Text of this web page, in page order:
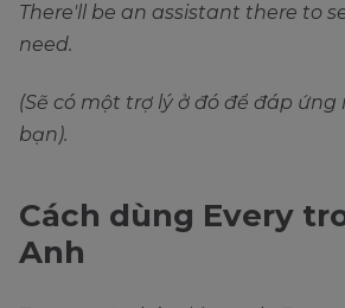
There'll be an assistant there to
need.
(Sẽ có một trợ lý ở đó để đáp
bạn).
Cách dùng Every
Anh